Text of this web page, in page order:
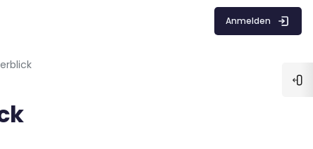
Anmelden